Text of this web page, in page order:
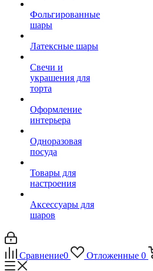
Фольгированные
шары
Латексные шары
Свечи и
украшения для
торта
Оформление
интерьера
Одноразовая
посуда
Товары для
настроения
Аксессуары для
шаров
Сравнение0 Отложенные 0